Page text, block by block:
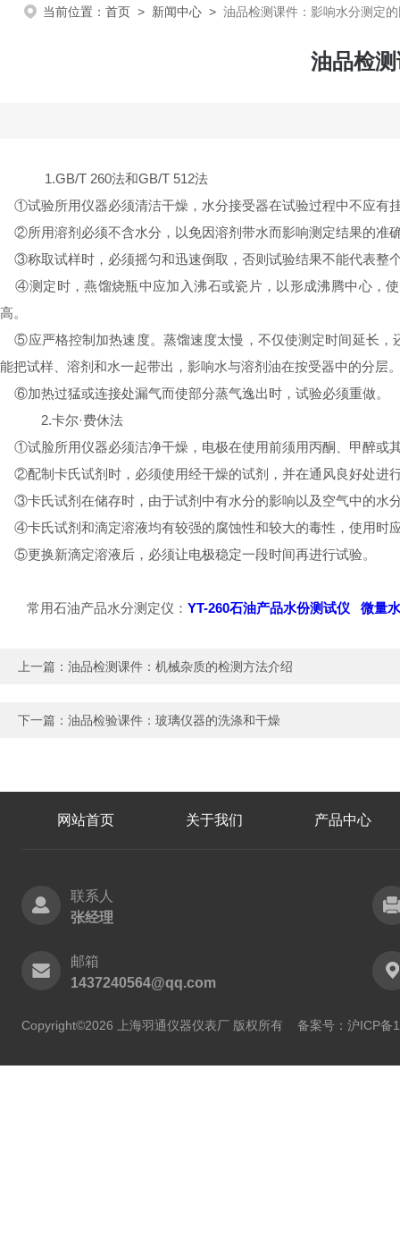
当前位置： 首页 > 新闻中心 > 油品检测课件：影响水分测定
油品检
1.GB/T 260法和GB/T 512法
①试验所用仪器必须清洁干燥，水分接受器在试验过程中不应有
②所用溶剂必须不含水分，以免因溶剂带水而影响测定结果的准
③称取试样时，必须摇匀和迅速倒取，否则试验结果不能代表整
④测定时，燕馏烧瓶中应加入沸石或瓷片，以形成沸腾中心，
高。
⑤应严格控制加热速度。蒸馏速度太慢，不仅使测定时间延长，
能把试样、溶剂和水一起带出，影响水与溶剂油在按受器中的分层
⑥加热过猛或连接处漏气而使部分蒸气逸出时，试验必须重做。
2.卡尔·费休法
①试脸所用仪器必须洁净干燥，电极在使用前须用丙酮、甲醉或
②配制卡氏试剂时，必须使用经干燥的试剂，并在通风良好处进
③卡氏试剂在储存时，由于试剂中有水分的影响以及空气中的水
④卡氏试剂和滴定溶液均有较强的腐蚀性和较大的毒性，使用时
⑤更换新滴定溶液后，必须让电极稳定一段时间再进行试验。
常用石油产品水分测定仪： YT-260石油产品水份测试仪 微量
上一篇： 油品检测课件：机械杂质的检测方法介绍
下一篇： 油品检验课件：玻璃仪器的洗涤和干燥
网站首页 关于我们 产品中心
联系人
张经理
邮箱
1437240564@qq.com
Copyright©2026 上海羽通仪器仪表厂 版权所有 备案号：沪ICP备